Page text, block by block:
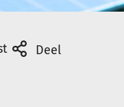
Deel